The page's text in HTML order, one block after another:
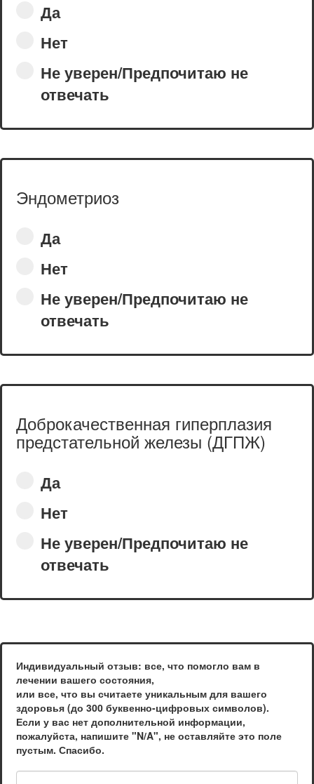
Да
Нет
Не уверен/Предпочитаю не
отвечать
Эндометриоз
Да
Нет
Не уверен/Предпочитаю не
отвечать
Доброкачественная гиперплазия
предстательной железы (ДГПЖ)
Да
Нет
Не уверен/Предпочитаю не
отвечать
Индивидуальный отзыв: все, что помогло вам в
лечении вашего состояния,
или все, что вы считаете уникальным для вашего
здоровья (до 300 буквенно-цифровых символов).
Если у вас нет дополнительной информации,
пожалуйста, напишите "N/A", не оставляйте это поле
пустым. Спасибо.